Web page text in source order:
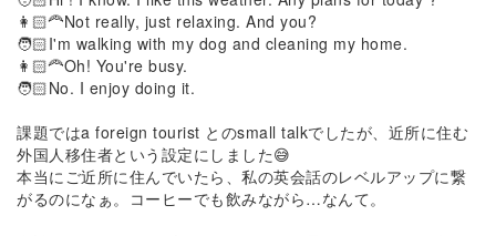
👩🏻‍🦰Not really, just relaxing. And you?
🧑🏻I'm walking with my dog and cleaning my home.
👩🏻‍🦰Oh! You're busy.
🧑🏻No. I enjoy doing it.
課題ではa foreign tourist とのsmall talkでしたが、近所に住む
外国人移住者という設定にしました😅
本当にご近所に住んでいたら、私の英会話のレベルアップに繋
がるのになぁ。コーヒーでも飲みながら…なんて。